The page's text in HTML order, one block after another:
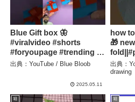
Blue Gift box 🦋
#viralvideo #shorts
#foryoupage #trending –
Blue Bloob
出典：YouTube / Blue Bloob
2025.05.11
how
🎁
出典：
drawing
箱 箱